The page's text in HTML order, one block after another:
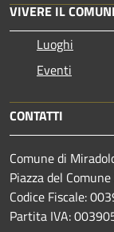
VIVERE IL
Luoghi
Eventi
CONTATTI
Comune di
Piazza del
Codice Fiscale:
Partita IVA: